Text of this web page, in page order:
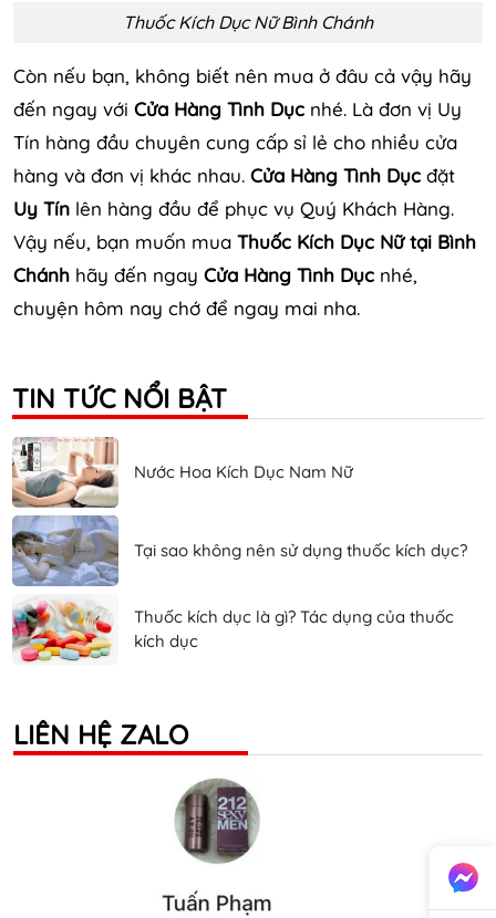
Thuốc Kích Dục Nữ Bình Chánh
Còn nếu bạn, không biết nên mua ở đâu cả vậy hãy
đến ngay với Cửa Hàng Tình Dục nhé. Là đơn vị Uy
Tín hàng đầu chuyên cung cấp sỉ lẻ cho nhiều cửa
hàng và đơn vị khác nhau. Cửa Hàng Tình Dục đặt
Uy Tín lên hàng đầu để phục vụ Quý Khách Hàng.
Vậy nếu, bạn muốn mua Thuốc Kích Dục Nữ tại Bình
Chánh hãy đến ngay Cửa Hàng Tình Dục nhé,
chuyện hôm nay chớ để ngay mai nha.
TIN TỨC NỔI BẬT
Nước Hoa Kích Dục Nam Nữ
Tại sao không nên sử dụng thuốc kích dục?
Thuốc kích dục là gì? Tác dụng của thuốc
kích dục
LIÊN HỆ ZALO